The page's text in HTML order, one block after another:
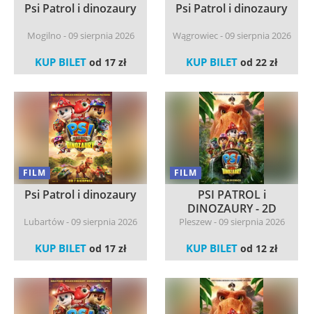
Psi Patrol i dinozaury
Mogilno - 09 sierpnia 2026
KUP BILET od 17 zł
Psi Patrol i dinozaury
Wągrowiec - 09 sierpnia 2026
KUP BILET od 22 zł
FILM
Psi Patrol i dinozaury
Lubartów - 09 sierpnia 2026
KUP BILET od 17 zł
FILM
PSI PATROL i
DINOZAURY - 2D
dubbing -...
Pleszew - 09 sierpnia 2026
KUP BILET od 12 zł